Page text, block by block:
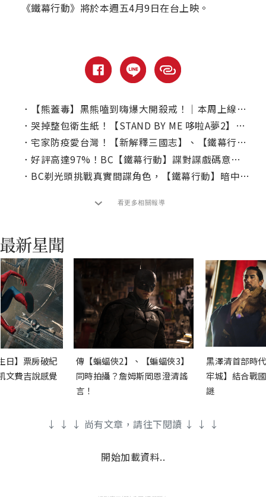
《鐵幕行動》將於本週五4月9日在台上映。
．
【熊蓋毒】黑熊嗑到嗨爆大開殺戒！｜本周上線、電視首播推薦
． 哭掉整包衛生紙！【STAND BY ME 哆啦A夢2】感動上架！
． 宅家防疫愛台灣！【新解釋三國志】、【鐵幕行動】串流平台上線！
． 好評高達97%！BC【鐵幕行動】諜對諜戲碼意外飄「腐」味
． BC剃光頭挑戰真實間諜角色，【鐵幕行動】暗中協助CIA滲透蘇聯
看更多相關報導
日】票房破紀
文費吉說感覺
傳【蝙蝠俠2】、【蝙蝠俠3】
同時拍攝？詹姆斯岡恩澄清謠
言！
黑澤清首部時
牢城】結合戰
謎
↓ ↓ ↓ 尚有文章，請往下閱讀 ↓ ↓ ↓
開始加載資料..